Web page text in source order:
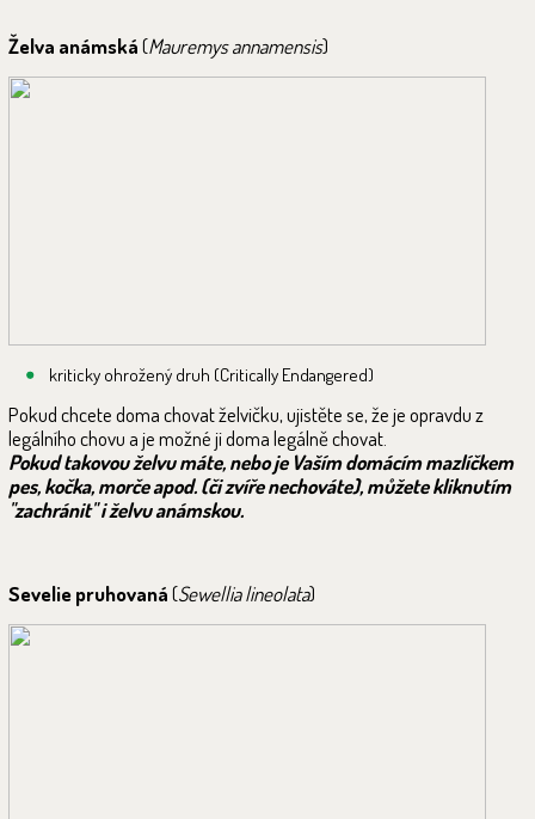
Želva anámská(Mauremys annamensis)
kriticky ohrožený druh (Critically Endangered)
Pokud chcete doma chovat želvičku, ujistěte se, že je opravdu z
legálního chovu a je možné ji doma legálně chovat.
Pokud takovou želvu máte, nebo je Vaším domácím mazlíčkem
pes, kočka, morče apod. (či zvíře nechováte), můžete kliknutím
"zachránit" i želvu anámskou.
Sevelie pruhovaná(Sewellia lineolata)